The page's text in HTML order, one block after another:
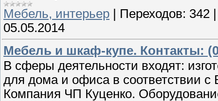
Мебель, интерьер | Переходов: 342
05.05.2014
Мебель и шкаф-купе. Контакты:
В сферы деятельности входят:
для дома и офиса в соответствии
Компания ЧП Куценко.